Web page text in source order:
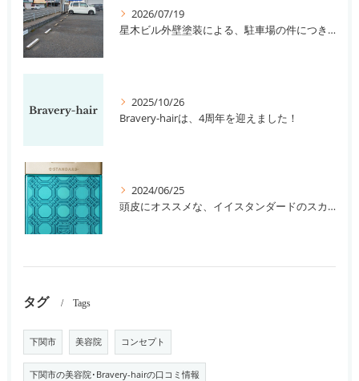
2026/07/19
星木ビル外壁塗装による、駐車場の件につきまして。
2025/10/26
Bravery-hairは、4周年を迎えました！
2024/06/25
頭皮にオススメな、イイスタンダードのスカルプ系シャンプー＆トリートメントです！
タグ Tags
下関市 美容院 コンセプト
下関市の美容院･Bravery-hairの口コミ情報